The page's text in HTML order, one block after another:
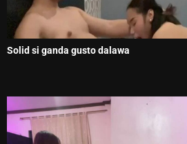
Solid si ganda gusto dalawa